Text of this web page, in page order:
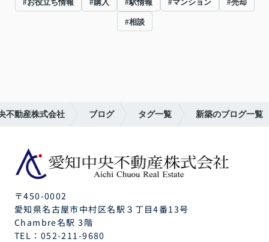
#お役立ち情報 #購入 #駅情報 #マンション #売却
#相談
不動産株式会社 ブログ タグ一覧 新築のブログ一覧
〒450-0002
愛知県名古屋市中村区名駅３丁目4番13号
Chambre名駅 3階
TEL： 052-211-9680